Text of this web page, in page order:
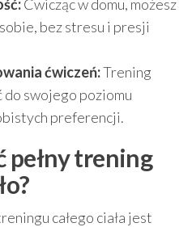
Ćwicząc w domu, możesz
bez stresu i presji
ćwiczeń:Trening
do swojego poziomu
preferencji.
pełny trening
całego ciała jest